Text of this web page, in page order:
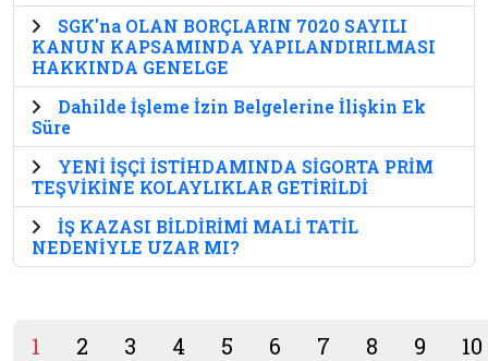
SGK'na OLAN BORÇLARIN 7020 SAYILI
KANUN KAPSAMINDA YAPILANDIRILMASI
HAKKINDA GENELGE
Dahilde İşleme İzin Belgelerine İlişkin Ek
Süre
YENİ İŞÇİ İSTİHDAMINDA SİGORTA PRİM
TEŞVİKİNE KOLAYLIKLAR GETİRİLDİ
İŞ KAZASI BİLDİRİMİ MALİ TATİL
NEDENİYLE UZAR MI?
1 2 3 4 5 6 7 8 9 10